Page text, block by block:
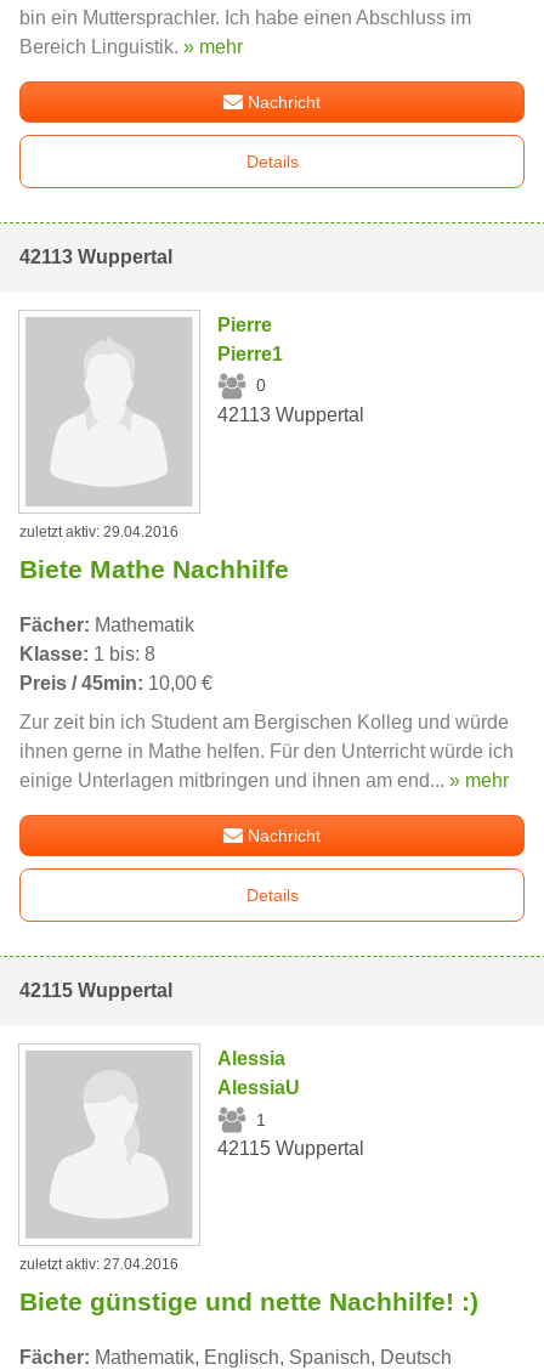
bin ein Muttersprachler. Ich habe einen Abschluss im
Bereich Linguistik. » mehr
Nachricht
Details
42113 Wuppertal
Pierre
Pierre1
0
42113 Wuppertal
zuletzt aktiv: 29.04.2016
Biete Mathe Nachhilfe
Fächer: Mathematik
Klasse: 1 bis: 8
Preis / 45min: 10,00 €
Zur zeit bin ich Student am Bergischen Kolleg und würde
ihnen gerne in Mathe helfen. Für den Unterricht würde ich
einige Unterlagen mitbringen und ihnen am end... » mehr
Nachricht
Details
42115 Wuppertal
Alessia
AlessiaU
1
42115 Wuppertal
zuletzt aktiv: 27.04.2016
Biete günstige und nette Nachhilfe! :)
Fächer: Mathematik, Englisch, Spanisch, Deutsch